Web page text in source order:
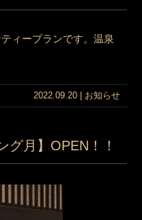
ィープランです。温泉
2022.09.20 | お知らせ
グ月】OPEN！！